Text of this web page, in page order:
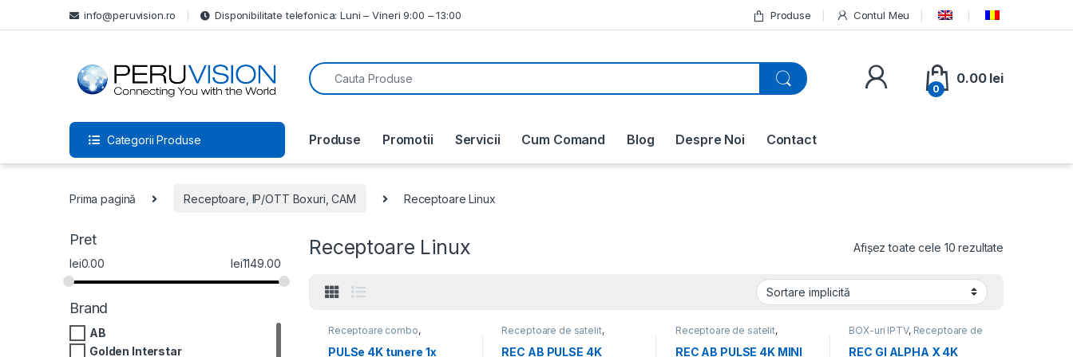
info@peruvision.ro Disponibilitate telefonica: Luni – Vineri 9:00 – 13:00 Produse Contul Meu
0
0.00 lei
Categorii Produse Produse Promotii Servicii Cum Comand Blog Despre Noi Contact
Prima pagină Receptoare, IP/OTT Boxuri, CAM Receptoare Linux
Receptoare Linux Afișez toate cele 10 rezultate
Receptoare combo,
Receptoare de satelit
Receptoare Linux,
PULSe 4K tunere 1x
Receptoare de satelit,
Receptoare Linux
Receptoare, IP/OTT Boxuri,
REC AB PULSE 4K
Receptoare de satelit,
Receptoare Linux
Toate
Produsele
REC AB PULSE 4K MINI
BOX-uri IPTV, Receptoare de
Receptoare Linux
Receptoare, IP/OTT Boxuri,
REC GI ALPHA X 4K
Pret
lei0.00 lei1149.00
Brand
AB
Golden Interstar